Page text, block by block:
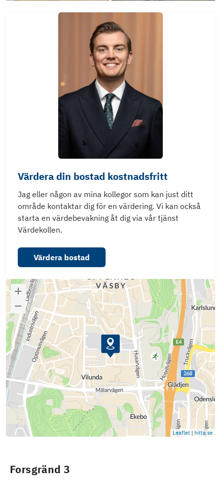
Värdera din bostad kostnadsfritt
Jag eller någon av mina kollegor som kan just ditt
område kontaktar dig för en värdering. Vi kan också
starta en värdebevakning åt dig via vår tjänst
Värdekollen.
Värdera bostad
Leaflet | hitta.se
Forsgränd 3